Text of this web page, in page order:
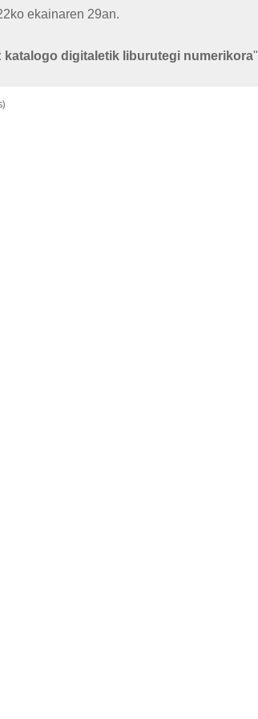
ekainaren 29an.
katalogo digitaletik liburutegi numerikora"